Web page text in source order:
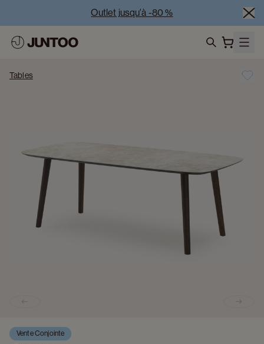
Outlet jusqu'à -80 %
Tables
Vente Conjointe